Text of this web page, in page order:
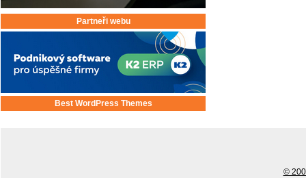
Partneři webu
Best WordPress Themes
©